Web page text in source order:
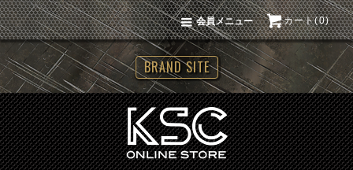
カート(0)
会員メニュー
BRAND SITE